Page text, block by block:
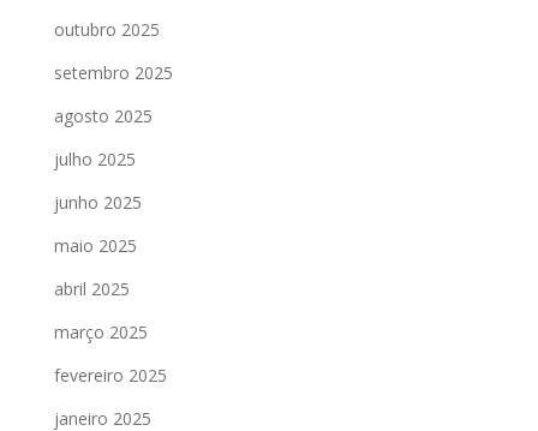
outubro 2025
setembro 2025
agosto 2025
julho 2025
junho 2025
maio 2025
abril 2025
março 2025
fevereiro 2025
janeiro 2025